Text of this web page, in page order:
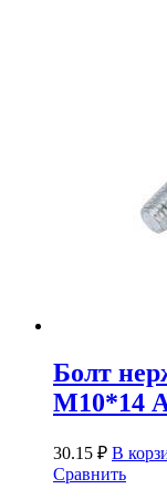
Болт
М10*14
30.15 ₽ В
Сравнить